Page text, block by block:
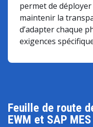
permet de
maintenir la
d’adapter chaque
exigences
Feuille de route
EWM et SAP MES